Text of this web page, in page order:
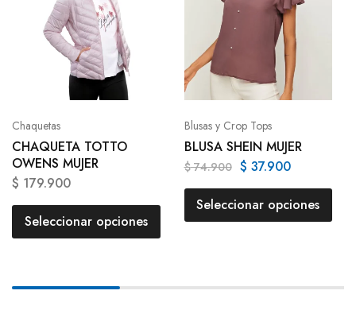
Chaquetas
CHAQUETA TOTTO
OWENS MUJER
$ 179.900
Seleccionar opciones
Blusas y Crop Tops
BLUSA SHEIN MUJER
$74.900 $ 37.900
Seleccionar opciones